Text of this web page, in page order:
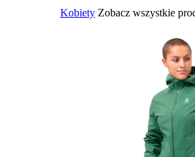
Kobiety Zobacz wszystkie